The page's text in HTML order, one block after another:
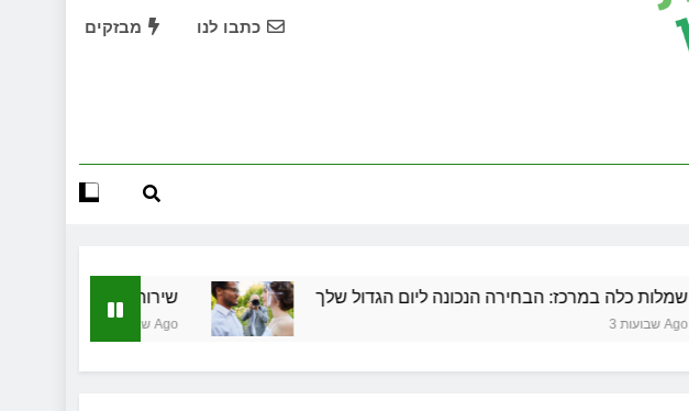
שמלות כלה במרכז: הבחירה הנכונה ליום הגדול שלך
למה צריך משרד תיווך ברחובות? היתרון המקומי שיכול לשנות עסקת נדל"ן
כתבו לנו מבזקים
במרכז: הבחירה הנכונה ליום הגדול שלך שירותי הקריינות המקצועיים של
4 שבועות Ago